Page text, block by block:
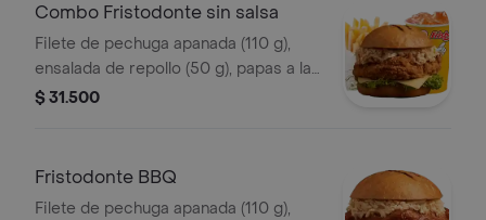
Combo Fristodonte sin salsa
Filete de pechuga apanada (110 g),
ensalada de repollo (50 g), papas a la
francesa mediana (60 g) y gaseosa
$ 31.500
Fristodonte BBQ
Filete de pechuga apanada (110 g),